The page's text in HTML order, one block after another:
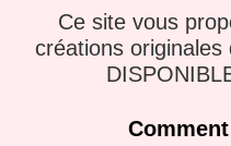
Ce site vous
créations